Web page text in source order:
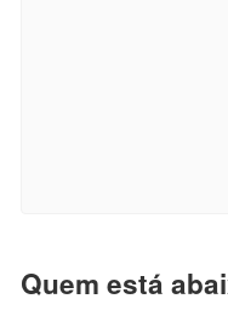
Quem está